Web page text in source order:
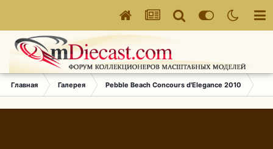
Главная Галерея Pebble Beach Concours d'Elegance 2010